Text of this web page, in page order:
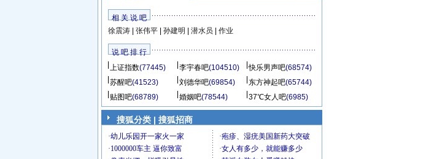
相 关 说 吧
徐震涛| 张伟平| 孙建明 潜水员 作业
说 吧 排 行
上证指数(77445) 李宇春吧(104510) 快乐男声吧(68574)
苏醒吧(41523) 刘德华吧(69854) 东方神起吧(65744)
贴图吧(68789) 婚姻吧(78544) 37℃女人吧(6985)
搜狐分类 | 搜狐招商